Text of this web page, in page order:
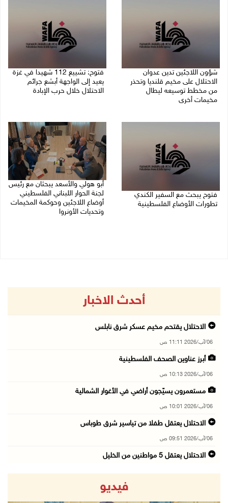
شؤون اللاجئين تدين عدوان
الاحتلال على مخيم قلنديا وتحذر
من مخطط توسيعه ليطال
مخيمات أخرى
فتوح: تشييع 112 شهيدا في غزة
يعيد إلى الواجهة أبشع جرائم
الاحتلال خلال حرب الإبادة
فتوح يبحث مع السفير الكندي
تطورات الأوضاع الفلسطينية
أبو هولي والأسعد يبحثان مع رئيس
لجنة الحوار اللبناني الفلسطيني
أوضاع اللاجئين وحوكمة المخيمات
وتحديات الأونروا
أحدث الاخبار
الاحتلال يقتحم مخيم عسكر شرق نابلس
06/آب/2026 11:11 ص
أبرز عناوين الصحف الفلسطينية
06/آب/2026 10:13 ص
مستعمرون يسيّجون أراضي في الأغوار الشمالية
06/آب/2026 10:01 ص
الاحتلال يعتقل طفلا من تياسير شرق طوباس
06/آب/2026 09:51 ص
الاحتلال يعتقل 5 مواطنين من الخليل
الذهب عند أعلى مستوى له في 7 أسابيعفيديو